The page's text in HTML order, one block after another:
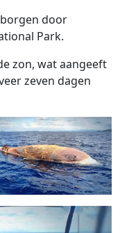
door
Park.
zon, wat aangeeft
zeven dagen